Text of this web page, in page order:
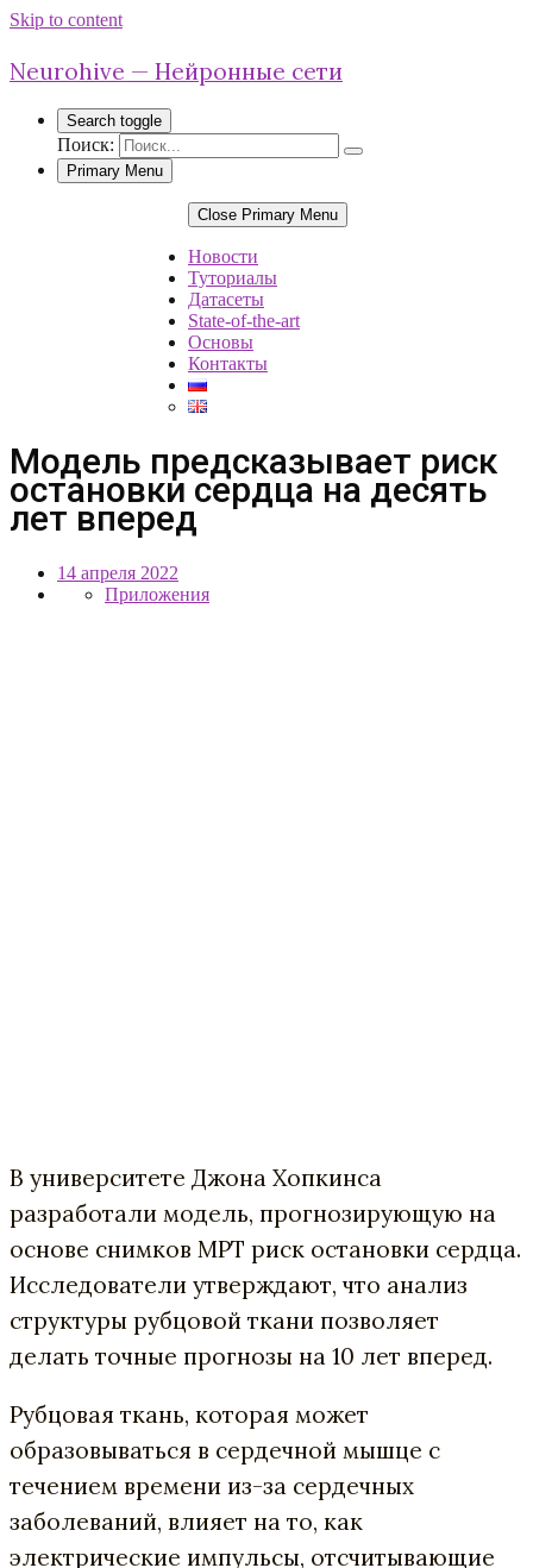
Skip to content
Neurohive — Нейронные сети
Search toggle
Поиск:
Primary Menu
Close Primary Menu
Новости
Туториалы
Датасеты
State-of-the-art
Основы
Контакты
Модель предсказывает риск
остановки сердца на десять
лет вперед
14 апреля 2022
Приложения
В университете Джона Хопкинса
разработали модель, прогнозирующую на
основе снимков МРТ риск остановки сердца.
Исследователи утверждают, что анализ
структуры рубцовой ткани позволяет
делать точные прогнозы на 10 лет вперед.
Рубцовая ткань, которая может
образовываться в сердечной мышце с
течением времени из-за сердечных
заболеваний, влияет на то, как
электрические импульсы, отсчитывающие